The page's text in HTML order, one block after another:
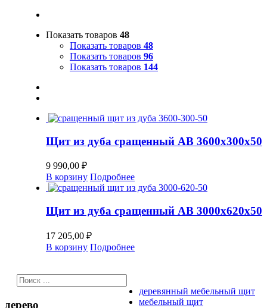
Показать товаров 48
Показать товаров 48
Показать товаров 96
Показать товаров 144
Щит из дуба сращенный АВ 3600х300х50
9 990,00 ₽
В корзину Подробнее
Щит из дуба сращенный АВ 3000х620х50
17 205,00 ₽
В корзину Подробнее
дерево
деревянный мебельный щит
мебельный щит